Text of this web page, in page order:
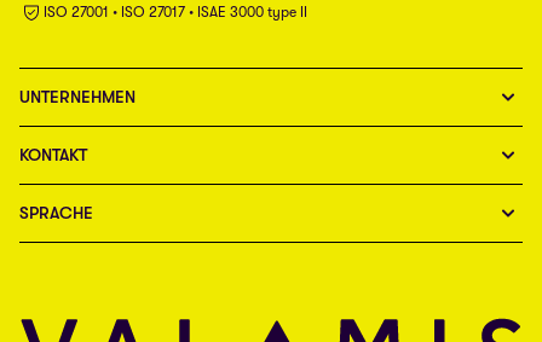
ISO 27001 • ISO 27017 • ISAE 3000 type II
UNTERNEHMEN
KONTAKT
SPRACHE